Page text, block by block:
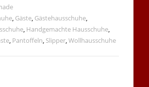
, Gäste, Gästehausschuhe,
, Handgemachte Hausschuhe,
, Pantoffeln, Slipper,Wollhausschuhe